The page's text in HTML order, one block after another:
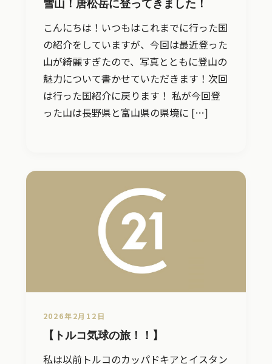
雪山！唐松岳に登ってきました！
こんにちは！いつもはこれまでに行った国
の紹介をしていますが、今回は最近登った
山が綺麗すぎたので、写真とともに登山の
魅力について書かせていただきます！次回
は行った国紹介に戻ります！ 私が今回登
った山は長野県と富山県の県境に […]
2026年2月12日
【トルコ気球の旅！！】
私は以前トルコのカッパドキアとイスタン